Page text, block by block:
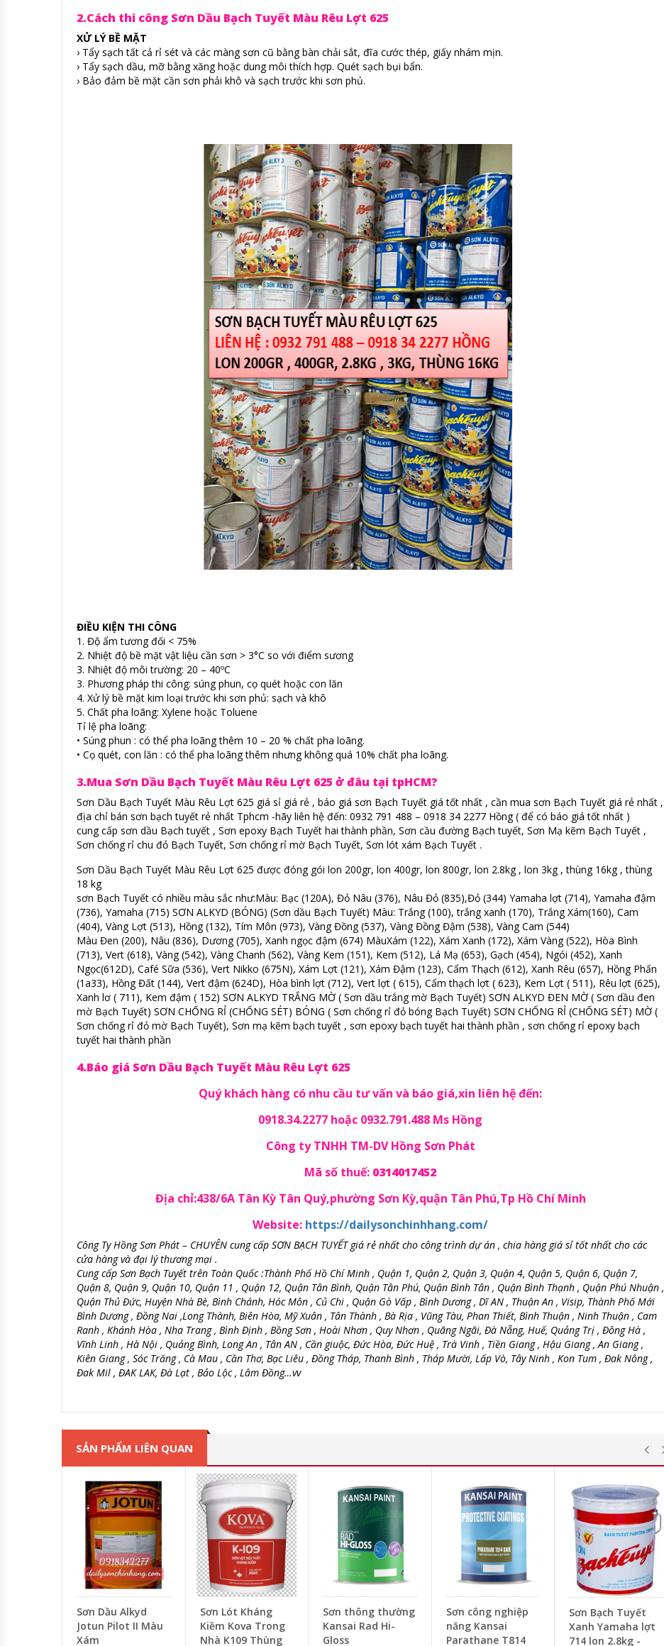
2.Cách thi công Sơn Dầu Bạch Tuyết Màu Rêu Lợt 625
XỬ LÝ BỀ MẶT
› Tẩy sạch tất cả rỉ sét và các màng sơn cũ bằng bàn chải sắt, đĩa cước thép, giấy nhám mịn.
› Tẩy sạch dầu, mỡ bằng xăng hoặc dung môi thích hợp. Quét sạch bụi bẩn.
› Bảo đảm bề mặt cần sơn phải khô và sạch trước khi sơn phủ.
ĐIỀU KIỆN THI CÔNG
1. Độ ẩm tương đối < 75%
2. Nhiệt độ bề mặt vật liệu cần sơn > 3°C so với điểm sương
3. Nhiệt độ môi trường: 20 – 40ºC
3. Phương pháp thi công: súng phun, cọ quét hoặc con lăn
4. Xử lý bề mặt kim loại trước khi sơn phủ: sạch và khô
5. Chất pha loãng: Xylene hoặc Toluene
Tỉ lệ pha loãng:
• Súng phun : có thể pha loãng thêm 10 – 20 % chất pha loãng.
• Cọ quét, con lăn : có thể pha loãng thêm nhưng không quá 10% chất pha loãng.
3.Mua Sơn Dầu Bạch Tuyết Màu Rêu Lợt 625 ở đâu tại tpHCM?
Sơn Dầu Bạch Tuyết Màu Rêu Lợt 625 giá sỉ giá rẻ , báo giá sơn Bạch Tuyết giá tốt nhất , cần mua sơn Bạch Tuyết giá rẻ nhất ,
địa chỉ bán sơn bạch tuyết rẻ nhất Tphcm -hãy liên hệ đến: 0932 791 488 – 0918 34 2277 Hồng ( để có báo giá tốt nhất )
cung cấp sơn dầu Bạch tuyết , Sơn epoxy Bạch Tuyết hai thành phần, Sơn cầu đường Bạch tuyết, Sơn Mạ kẽm Bạch Tuyết ,
Sơn chống rỉ chu đỏ Bạch Tuyết, Sơn chống rỉ mờ Bạch Tuyết, Sơn lót xám Bạch Tuyết .
Sơn Dầu Bạch Tuyết Màu Rêu Lợt 625 được đóng gói lon 200gr, lon 400gr, lon 800gr, lon 2.8kg , lon 3kg , thùng 16kg , thùng
18 kg
sơn Bạch Tuyết có nhiều màu sắc như:Màu: Bạc (120A), Đỏ Nâu (376), Nâu Đỏ (835),Đỏ (344) Yamaha lợt (714), Yamaha đậm
(736), Yamaha (715) SƠN ALKYD (BÓNG) (Sơn dầu Bạch Tuyết) Màu: Trắng (100), trắng xanh (170), Trắng Xám(160), Cam
(404), Vàng Lợt (513), Hồng (132), Tím Môn (973), Vàng Đồng (537), Vàng Đồng Đậm (538), Vàng Cam (544)
Màu Đen (200), Nâu (836), Dương (705), Xanh ngọc đậm (674) MàuXám (122), Xám Xanh (172), Xám Vàng (522), Hòa Bình
(713), Vert (618), Vàng (542), Vàng Chanh (562), Vàng Kem (151), Kem (512), Lá Mạ (653), Gạch (454), Ngói (452), Xanh
Ngọc(612D), Café Sữa (536), Vert Nikko (675N), Xám Lợt (121), Xám Đậm (123), Cẩm Thạch (612), Xanh Rêu (657), Hồng Phấn
(1a33), Hồng Đất (144), Vert đậm (624D), Hòa bình lợt (712), Vert lợt ( 615), Cẩm thạch lợt ( 623), Kem Lợt ( 511), Rêu lợt (625),
Xanh lơ ( 711), Kem đậm ( 152) SƠN ALKYD TRẮNG MỜ ( Sơn dầu trắng mờ Bạch Tuyết) SƠN ALKYD ĐEN MỜ ( Sơn dầu đen
mờ Bạch Tuyết) SƠN CHỐNG RỈ (CHỐNG SÉT) BÓNG ( Sơn chống rỉ đỏ bóng Bạch Tuyết) SƠN CHỐNG RỈ (CHỐNG SÉT) MỜ (
Sơn chống rỉ đỏ mờ Bạch Tuyết), Sơn mạ kẽm bạch tuyết , sơn epoxy bạch tuyết hai thành phần , sơn chống rỉ epoxy bạch
tuyết hai thành phần
4.Báo giá Sơn Dầu Bạch Tuyết Màu Rêu Lợt 625
Quý khách hàng có nhu cầu tư vấn và báo giá,xin liên hệ đến:
0918.34.2277 hoặc 0932.791.488 Ms Hồng
Công ty TNHH TM-DV Hồng Sơn Phát
Mã số thuế: 0314017452
Địa chỉ:438/6A Tân Kỳ Tân Quý,phường Sơn Kỳ,quận Tân Phú,Tp Hồ Chí Minh
Website: https://dailysonchinhhang.com/
Công Ty Hồng Sơn Phát – CHUYÊN cung cấp SƠN BẠCH TUYẾT giá rẻ nhất cho công trình dự án , chia hàng giá sỉ tốt nhất cho các
cửa hàng và đại lý thương mại .
Cung cấp Sơn Bạch Tuyết trên Toàn Quốc :Thành Phố Hồ Chí Minh , Quận 1, Quận 2, Quận 3, Quận 4, Quận 5, Quận 6, Quận 7,
Quận 8, Quận 9, Quận 10, Quận 11 , Quận 12, Quận Tân Bình, Quận Tân Phú, Quận Bình Tân , Quận Bình Thạnh , Quận Phú Nhuận ,
Quận Thủ Đức, Huyện Nhà Bè, Bình Chánh, Hóc Môn , Củ Chi , Quận Gò Vấp , Bình Dương , Dĩ AN , Thuận An , Visip, Thành Phố Mới
Bình Dương , Đồng Nai ,Long Thành, Biên Hòa, Mỹ Xuân , Tân Thành , Bà Rịa , Vũng Tàu, Phan Thiết, Bình Thuận , Ninh Thuận , Cam
Ranh , Khánh Hòa , Nha Trang , Bình Định , Bồng Sơn , Hoài Nhơn , Quy Nhơn , Quãng Ngãi, Đà Nẵng, Huế, Quảng Trị , Đông Hà ,
Vĩnh Linh , Hà Nội , Quảng Bình, Long An , Tân AN , Cần giuộc, Đức Hòa, Đức Huệ , Trà Vinh , Tiền Giang , Hậu Giang , An Giang ,
Kiên Giang , Sóc Trăng , Cà Mau , Cần Thơ, Bạc Liêu , Đồng Tháp, Thanh Bình , Tháp Mười, Lấp Vò, Tây Ninh , Kon Tum , Đak Nông ,
Đak Mil , ĐAK LAK, Đà Lạt , Bảo Lộc , Lâm Đồng…vv
SẢN PHẨM LIÊN QUAN
Sơn Dầu Alkyd
Jotun Pilot II Màu
Xám
Sơn Lót Kháng
Kiềm Kova Trong
Nhà K109 Thùng
Sơn thông thường
Kansai Rad Hi-
Gloss
Sơn công nghiệp
năng Kansai
Parathane T814
Sơn Bạch Tuyết
Xanh Yamaha lợt
714 lon 2.8kg -